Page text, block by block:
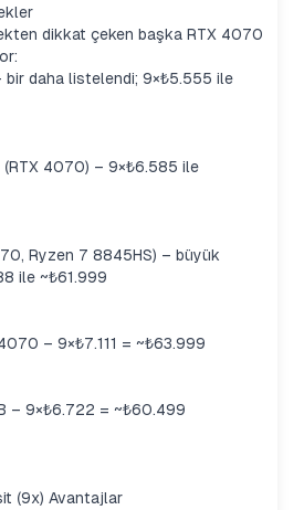
dikkat çeken başka RTX 4070
daha listelendi; 9×₺5.555 ile
(RTX 4070) – 9×₺6.585 ile
Ryzen 7 8845HS) – büyük
ile ~₺61.999
– 9×₺7.111 = ~₺63.999
– 9×₺6.722 = ~₺60.499
(9x) Avantajlar